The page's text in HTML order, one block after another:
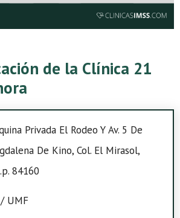
de la Clínica 21
Privada El Rodeo Y Av. 5 De
De Kino, Col. El Mirasol,
84160
UMF